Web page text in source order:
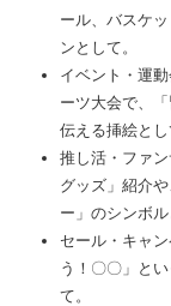
ール、バスケ
ンとして。
イベント・運
ーツ大会で、
伝える挿絵とし
推し活・ファ
グッズ」紹介
ー」のシンボル
セール・キャ
う！〇〇」と
て。